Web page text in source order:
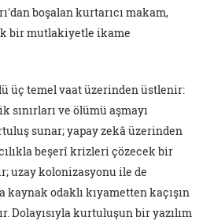
boşalan kurtarıcı makam,
bir mutlakiyetle ikame
üç temel vaat üzerinden üstlenir:
ve ölümü aşmayı
sunar; yapay zekâ üzerinden
beşerî krizleri çözecek bir
uzay kolonizasyonu ile de
odaklı kıyametten kaçışın
Dolayısıyla kurtuluşun bir yazılım